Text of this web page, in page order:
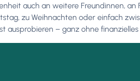
auch an weitere Freundinnen, an
zu Weihnachten oder einfach
– ganz ohne finanzielles